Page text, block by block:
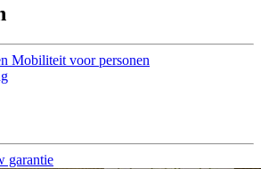
Mobiliteit voor personen
garantie